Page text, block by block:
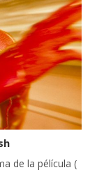
de la pélícula (